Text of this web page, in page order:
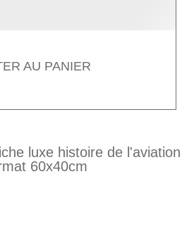
AU PANIER
luxe histoire de l'aviation
60x40cm